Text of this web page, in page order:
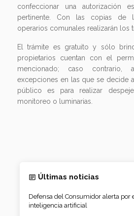
confeccionar una autorización
pertinente. Con las copias de
operarios comunales realizarán los
El trámite es gratuito y sólo
propietarios cuentan con el
mencionado; caso contrario,
excepciones en las que se decide
público es para realizar
monitoreo o luminarias.
Últimas noticias
Defensa del Consumidor alerta por
inteligencia artificial